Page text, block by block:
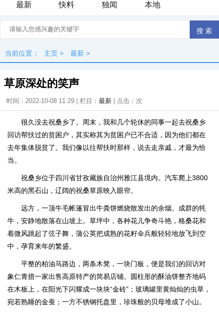
最新
快料 独闻 本地
当前位置： 主页 > 最新 >
草原深处的笑声
时间：2022-10-08 11:29 | 栏目： 最新 | 点击： 次
很久没去祝桑乡了。周末，我和几个轮休的同事一起去祝桑乡
回访帮扶过的贫困户，其实称其为贫困户已不合适，因为他们都在
去年集体脱贫了。我们像以往帮扶时那样，说去走亲戚，才最为恰
当。
祝桑乡位于四川省甘孜藏族自治州雅江县境内。汽车爬上3800
米高的黑石山，辽阔的祝桑草原映入眼帘。
远方，一顶牛毛帐篷冒出牛粪饼燃烧散发出的余烟。成群的牦
牛，安静地散落在山坡上。草坪中，各种花儿争奇斗艳，格桑花和
着微风跳起了弦子舞，蒲公英把成熟的花籽伞兵般轻轻地放飞到空
中，孕育来年的繁盛。
平整的柏油马路边，两条木凳，一块门板，便是我们的回访对
象仁青措一家出售高原特产的简易店铺。圆柱形的酥油饼整齐地码
在木板上，在阳光下闪耀成一块块“金砖”；玻璃罐里黄灿灿的虫草，
宛若熟睡的金蚕；一方不锈钢托盘里，珍珠般的贝母堆成了小山。